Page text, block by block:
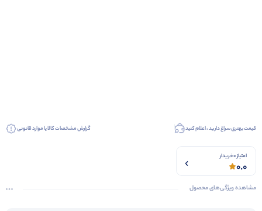
قیمت بهتری سراغ دارید ، اعلام کنید گزارش مشخصات کالا یا موارد قانونی
امتیاز 0 خریدار
0.0
مشاهده ویژگی‌های محصول